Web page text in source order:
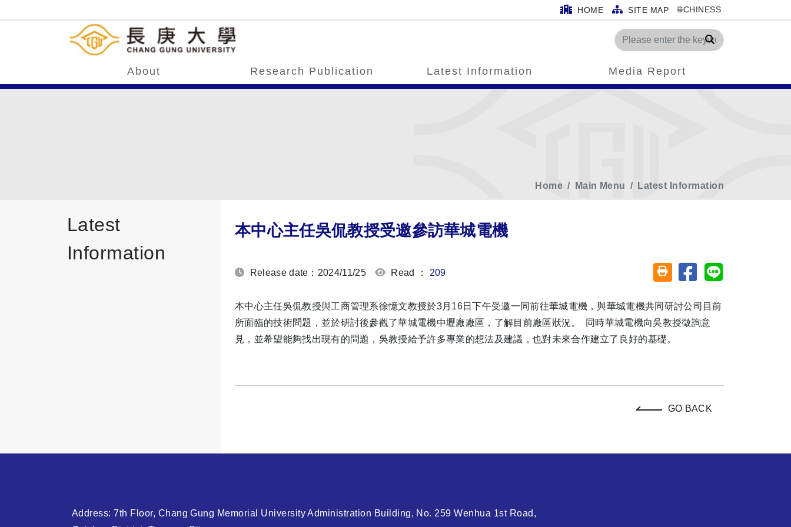
HOME SITE MAP 🌐CHINESS
Search
About Research Publication Latest Information Media Report
Home Main Menu Latest Information
Latest
Information
本中心主任吳侃教授受邀參訪華城電機
Release date：2024/11/25 Read ： 209 Friendly printing (open window)
Share on facebook
Share on line
本中心主任吳侃教授與工商管理系徐憶文教授於3月16日下午受邀一同前往華城電機，與華城電機共同研討公司目前
所面臨的技術問題，並於研討後參觀了華城電機中壢廠廠區，了解目前廠區狀況。 同時華城電機向吳教授徵詢意
見，並希望能夠找出現有的問題，吳教授給予許多專業的想法及建議，也對未來合作建立了良好的基礎。
GO BACK
Address: 7th Floor, Chang Gung Memorial University Administration Building, No. 259 Wenhua 1st Road,